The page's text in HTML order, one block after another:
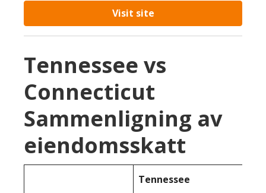
Visit site
Tennessee vs
Connecticut
Sammenligning av
eiendomsskatt
Tennessee